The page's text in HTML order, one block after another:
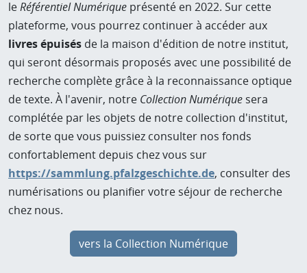
leRéférentiel Numérique présenté en 2022. Sur cette
plateforme, vous pourrez continuer à accéder aux
livres épuisés de la maison d'édition de notre institut,
qui seront désormais proposés avec une possibilité de
recherche complète grâce à la reconnaissance optique
de texte. À l'avenir, notre Collection Numérique sera
complétée par les objets de notre collection d'institut,
de sorte que vous puissiez consulter nos fonds
confortablement depuis chez vous sur
https://sammlung.pfalzgeschichte.de, consulter des
numérisations ou planifier votre séjour de recherche
chez nous.
vers la Collection Numérique